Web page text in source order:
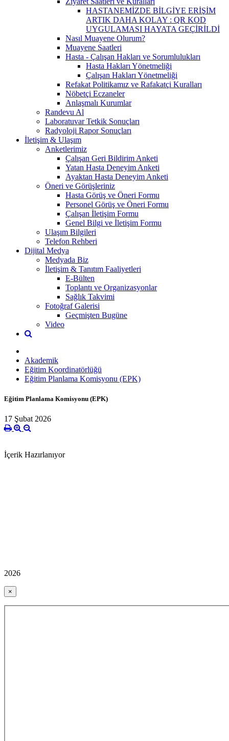
HASTANEMİZDE BİLGİYE ERİŞİM
ARTIK DAHA KOLAY : QR KOD
UYGULAMASI HAYATA GEÇİRİLDİ
Nasıl Muayene Olurum?
Muayene Saatleri
Hasta - Çalışan Hakları ve Sorumlulukları
Hasta Hakları Yönetmeliği
Çalışan Hakları Yönetmeliği
Refakat Politikamız ve Rafakatçi Kuralları
Nöbetçi Eczaneler
Anlaşmalı Kurumlar
Randevu Al
Laboratuvar Tetkik Sonuçları
Radyoloji Rapor Sonuçları
İletişim & Ulaşım
Anketlerimiz
Çalışan Geri Bildirim Anketi
Yatan Hasta Deneyim Anketi
Ayaktan Hasta Deneyim Anketi
Öneri ve Görüşleriniz
Hasta Görüş ve Öneri Formu
Personel Görüş ve Öneri Formu
Çalışan İletişim Formu
Genel Bilgi ve İletişim Formu
Ulaşım Bilgileri
Telefon Rehberi
Dijital Medya
Medyada Biz
İletişim & Tanıtım Faaliyetleri
E-Bülten
Toplantı ve Organizasyonlar
Sağlık Takvimi
Fotoğraf Galerisi
Geçmişten Bugüne
Video
Akademik
Eğitim Koordinatörlüğü
Eğitim Planlama Komisyonu (EPK)
Eğitim Planlama Komisyonu (EPK)
17 Şubat 2026
İçerik Hazırlanıyor
2026
×